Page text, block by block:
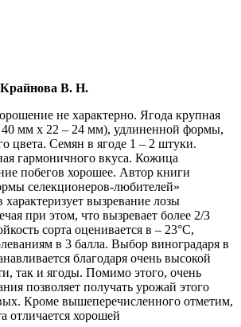
В. Н.
не характерно. Ягода крупная
40 мм х 22 – 24 мм), удлиненной формы,
цвета. Семян в ягоде 1 – 2 штуки.
гармоничного вкуса. Кожица
побегов хорошее. Автор книги
селекционеров-любителей»
вызревание лозы
при этом, что вызревает более 2/3
сорта оценивается в – 23°С,
в 3 балла. Выбор виноградаря в
благодаря очень высокой
так и ягоды. Помимо этого, очень
позволяет получать урожай этого
Кроме вышеперечисленного отметим,
отличается хорошей